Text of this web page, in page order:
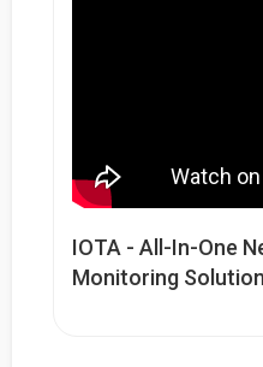
IOTA - All-In-One
Monitoring Solution